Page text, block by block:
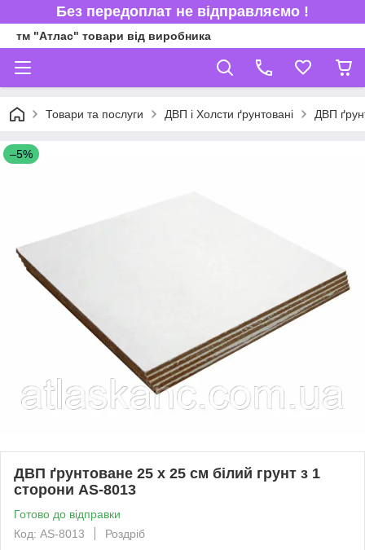
Без передоплат не відправляємо !
тм "Атлас" товари від виробника
Товари та послуги ДВП і Холсти ґрунтовані ДВП
–5%
ДВП ґрунтоване 25 х 25 см білий грунт з 1
сторони AS-8013
Готово до відправки
Код: AS-8013
Роздріб